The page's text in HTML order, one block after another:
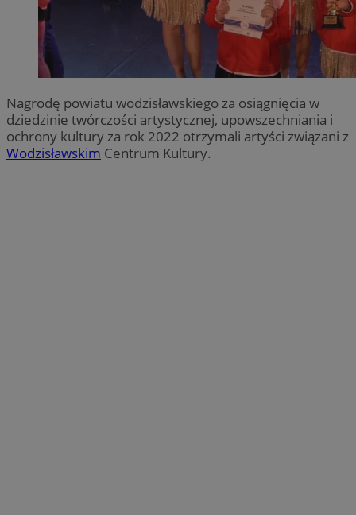
Nagrodę powiatu wodzisławskiego za osiągnięcia w
dziedzinie twórczości artystycznej, upowszechniania i
ochrony kultury za rok 2022 otrzymali artyści związani z
Wodzisławskim Centrum Kultury.